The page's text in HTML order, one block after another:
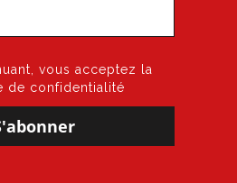
INTERSYNDICALE
vous acceptez la
de confidentialité